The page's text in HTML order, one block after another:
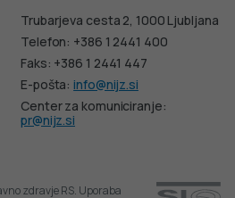
Trubarjeva cesta 2, 1000 Ljubljana
Telefon: +386 1 2441 400
Faks: +386 1 2441 447
E-pošta:info@nijz.si
Center za komuniciranje:
pr@nijz.si
zdravje RS. Uporaba